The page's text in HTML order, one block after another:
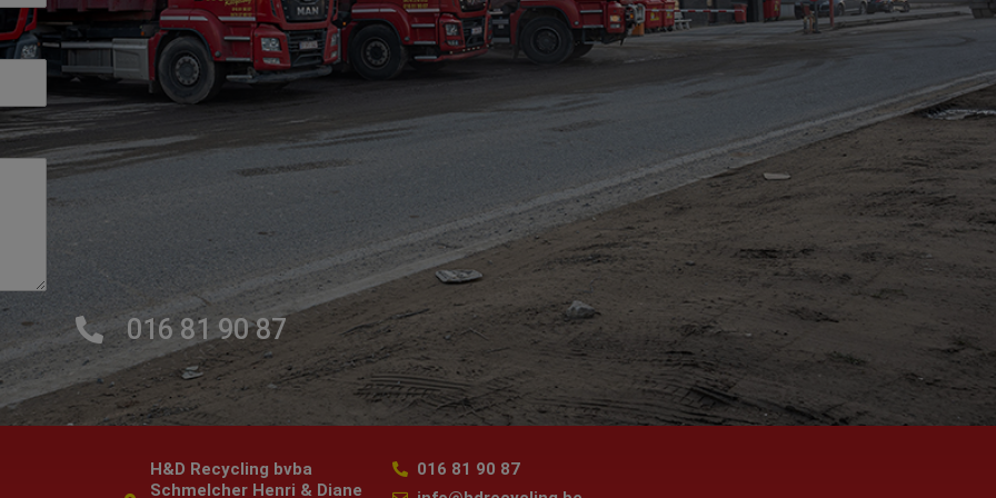
016 81 90 87
H&D Recycling bvba
Schmelcher Henri & Diane
016 81 90 87